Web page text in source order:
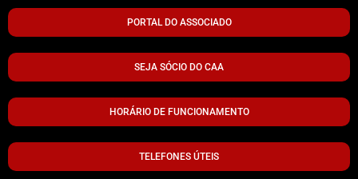
PORTAL DO ASSOCIADO
SEJA SÓCIO DO CAA
HORÁRIO DE FUNCIONAMENTO
TELEFONES ÚTEIS